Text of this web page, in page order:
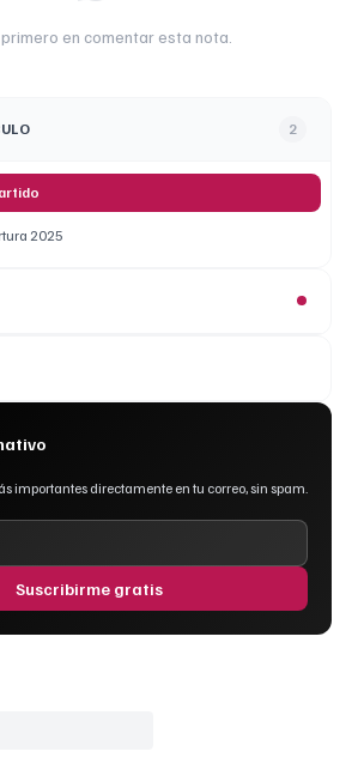
en comentar esta nota.
2
2025
importantes directamente en tu correo, sin spam.
Suscribirme gratis